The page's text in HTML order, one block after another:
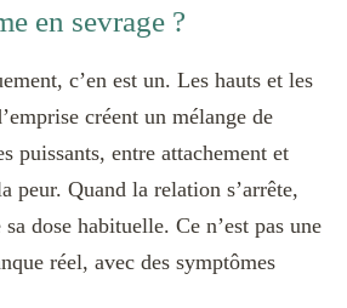
en sevrage ?
c’en est un. Les hauts et les
créent un mélange de
puissants, entre attachement et
peur. Quand la relation s’arrête,
dose habituelle. Ce n’est pas une
réel, avec des symptômes